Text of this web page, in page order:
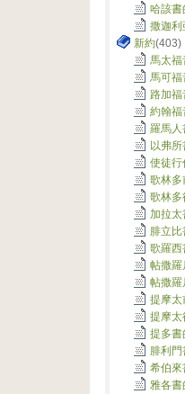
哈該書
撒迦利
新約(403)
馬太福
馬可福
路加福
約翰福
羅馬人
以弗
使徒行
歌林多
歌林多
加拉太
腓立比
歌羅西
帖撒羅
帖撒羅
提摩太
提摩太
提多書
腓利門
希伯來
雅各書